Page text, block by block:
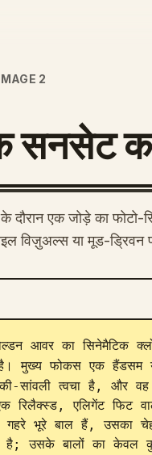
2
सनसेट
दौरान एक जोड़े का
विज़ुअल्स या मूड-ड्रिवन
आवर का सिनेमैटिक
मुख्य फोकस एक हैंडसम
सांवली त्वचा है, और
रिलैक्स्ड, एलिगेंट फिट
गहरे भूरे बाल हैं, उसका
है; उसके बालों का केवल